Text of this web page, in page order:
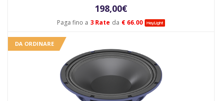
Paga fino a 3 Rate da € 66.00
198,00€
DA ORDINARE